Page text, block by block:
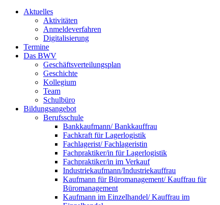
Aktuelles
Aktivitäten
Anmeldeverfahren
Digitalisierung
Termine
Das BWV
Geschäftsverteilungsplan
Geschichte
Kollegium
Team
Schulbüro
Bildungsangebot
Berufsschule
Bankkaufmann/ Bankkauffrau
Fachkraft für Lagerlogistik
Fachlagerist/ Fachlageristin
Fachpraktiker/in für Lagerlogistik
Fachpraktiker/in im Verkauf
Industriekaufmann/Industriekauffrau
Kaufmann für Büromanagement/ Kauffrau für
Büromanagement
Kaufmann im Einzelhandel/ Kauffrau im